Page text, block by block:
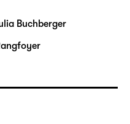
wird bis zum 5.